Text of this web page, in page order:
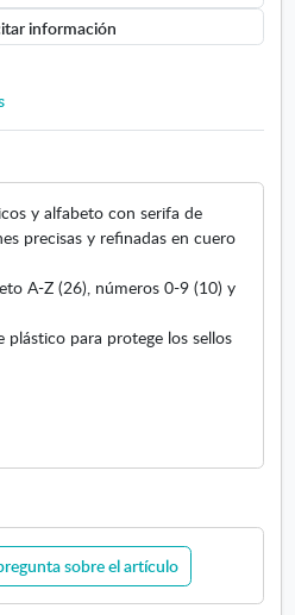
u
e
f
r
información
y alfabeto con serifa de
precisas y refinadas en cuero
A-Z (26), números 0-9 (10) y
plástico para protege los sellos
sobre el artículo